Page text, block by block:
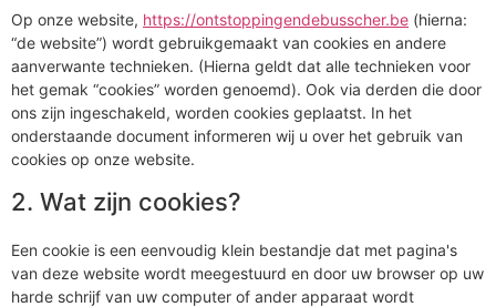
Op onze website, https://ontstoppingendebusscher.be (hierna:
“de website”) wordt gebruikgemaakt van cookies en andere
aanverwante technieken. (Hierna geldt dat alle technieken voor
het gemak “cookies” worden genoemd). Ook via derden die door
ons zijn ingeschakeld, worden cookies geplaatst. In het
onderstaande document informeren wij u over het gebruik van
cookies op onze website.
2. Wat zijn cookies?
Een cookie is een eenvoudig klein bestandje dat met pagina's
van deze website wordt meegestuurd en door uw browser op uw
harde schrijf van uw computer of ander apparaat wordt